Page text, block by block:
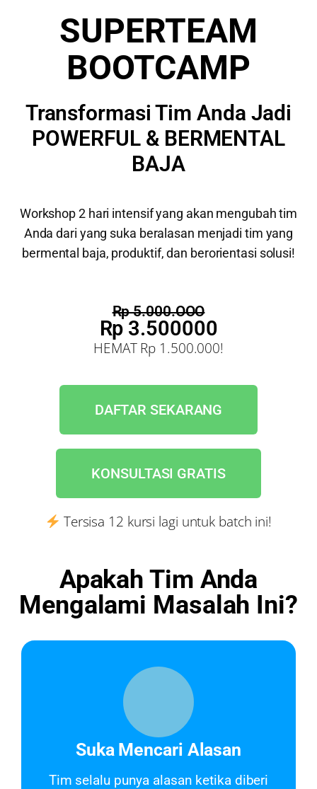
SUPERTEAM
BOOTCAMP
Transformasi Tim Anda Jadi
POWERFUL & BERMENTAL
BAJA
Workshop 2 hari intensif yang akan mengubah tim
Anda dari yang suka beralasan menjadi tim yang
bermental baja, produktif, dan berorientasi solusi!
Rp 5.000.OOO
Rp 3.500000
HEMAT Rp 1.500.000!
DAFTAR SEKARANG
KONSULTASI GRATIS
Tersisa 12 kursi lagi untuk batch ini!
Apakah Tim Anda
Mengalami Masalah Ini?
Suka Mencari Alasan
Tim selalu punya alasan ketika diberi